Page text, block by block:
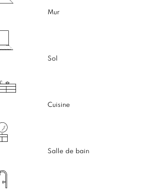
Mur
Sol
Cuisine
Salle de bain